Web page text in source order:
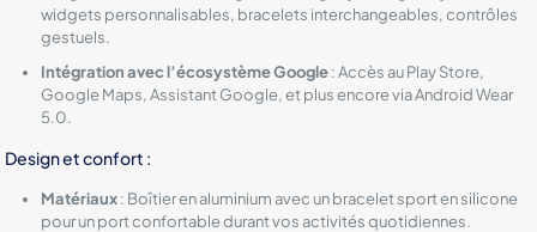
widgets personnalisables, bracelets interchangeables, contrôles
gestuels.
Intégration avec l’écosystème Google: Accès au Play Store,
Google Maps, Assistant Google, et plus encore via Android Wear
5.0.
Design et confort :
Matériaux: Boîtier en aluminium avec un bracelet sport en silicone
pour un port confortable durant vos activités quotidiennes.